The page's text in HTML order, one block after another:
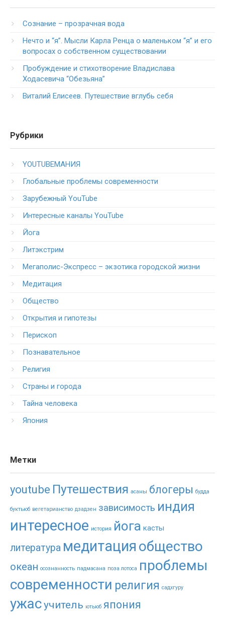
Сознание – прозрачная вода
Нечто и “я”. Мысли Карла Ренца о маленьком “я” и его
вопросах о собственном существовании
Пробуждение и стихотворение Владислава
Ходасевича “Обезьяна”
Виталий Елисеев. Путешествие вглубь себя
Рубрики
YOUTUBEМАНИЯ
Глобальные проблемы современности
Зарубежный YouTube
Интересные каналы YouTube
Йога
Литэкстрим
Мегаполис-Экспресс – экзотика городской жизни
Медитация
Общество
Открытия и гипотезы
Перископ
Познавательное
Религия
Страны и города
Тайна человека
Япония
Метки
youtube Путешествия асаны блогеры будда
буктьюб вегетарианство дзадзен зависимость индия
интересное история йога касты
литература медитация общество
океан осознанность падмасана поза лотоса проблемы
современности религия садхгуру
ужасучитель ютьюб япония